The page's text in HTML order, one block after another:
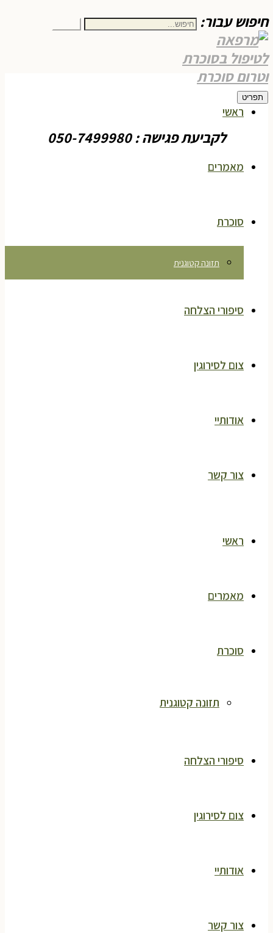
חיפוש עבור:
תפריט
לקביעת פגישה : 050-7499980
ראשי
מאמרים
סוכרת
תזונה קטוגנית
סיפורי הצלחה
צום לסירוגין
אודותיי
צור קשר
ראשי
מאמרים
סוכרת
תזונה קטוגנית
סיפורי הצלחה
צום לסירוגין
אודותיי
צור קשר